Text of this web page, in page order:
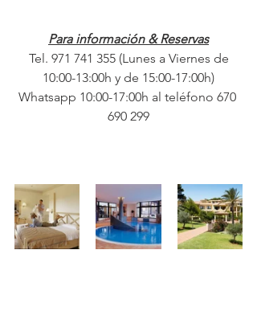
Para información & Reservas
10:00-13:00h y de 15:00-17:00h)
Whatsapp 10:00-17:00h al teléfono 670
690 299